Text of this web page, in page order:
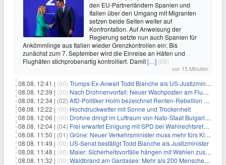
den EU-Partnerländern Spanien und
Italien über den Umgang mit Migranten
setzen beide Seiten weiter auf
Konfrontation. Auf Anweisung der
Regierung setzte nun auch Spanien für
Ankömmlinge aus Italien wieder Grenzkontrollen ein: Bis
zunächst zum 7. September wird die Einreise an Häfen und
Flughäfen stichprobenartig kontrolliert. Damit[…] (00)
vor 15 Minuten
08.08. 12:41 | (00) Trumps Ex-Anwalt Todd Blanche als US-Justizminister bestätigt
08.08. 12:39 | (00) Nach Drohnenvorfall: Neuer Wachposten am Flughafen
08.08. 12:34 | (02) AfD-Politiker Holm bezeichnet Renten-Rebellion als "Rollenspiel"
08.08. 12:22 | (00) Hochdruckwetter mit Sonne und Trockenheit
08.08. 12:06 | (00) Drohne dringt im Luftraum von Nato-Staat Bulgarien ein
08.08. 12:04 | (04) Frei erwartet Einigung mit SPD bei Wahlrechtsreform
08.08. 11:50 | (01) Grüne: Neuer Verkehrsminister muss mehr fürs Klima tun
08.08. 11:49 | (00) US-Senat bestätigt Todd Blanche als Justizminister
08.08. 11:48 | (00) Maier: Sicherheitsvorfälle hängen mit Wahlen zusammen
08.08. 11:32 | (00) Waldbrand am Gardasee: Mehr als 200 Menschen evakuiert